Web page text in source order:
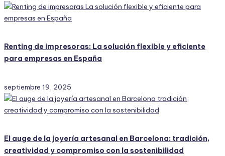
Renting de impresoras: La solución flexible y eficiente
para empresas en España
septiembre 19, 2025
El auge de la joyería artesanal en Barcelona: tradición,
creatividad y compromiso con la sostenibilidad